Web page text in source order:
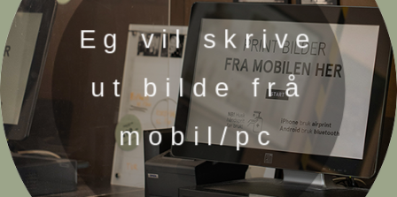
Eg vil skrive
ut bilde frå
mobil/pc